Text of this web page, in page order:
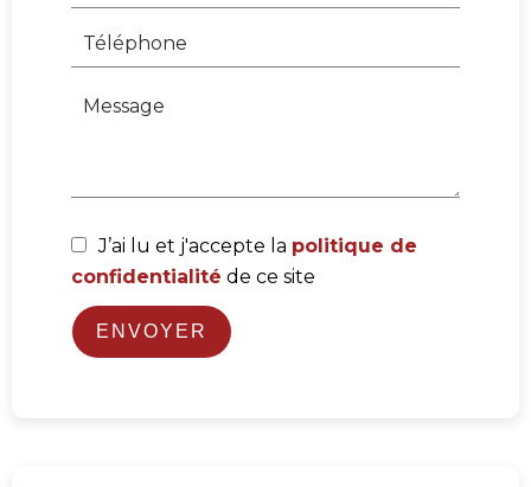
J’ai lu et j'accepte la politique de
confidentialité de ce site
ENVOYER